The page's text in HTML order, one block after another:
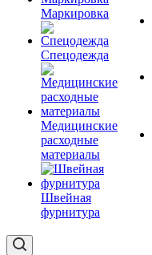
Маркировка
Спецодежда
Медицинские
расходные
материалы
Швейная
фурнитура